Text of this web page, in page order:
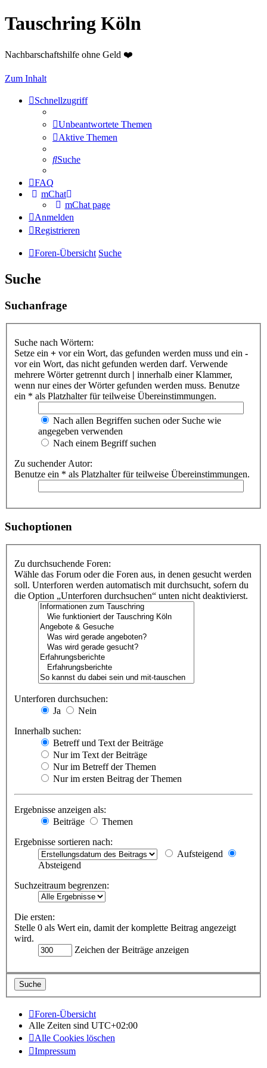
Tauschring Köln
Nachbarschaftshilfe ohne Geld ❤️
Zum Inhalt
Schnellzugriff
Unbeantwortete Themen
Aktive Themen
Suche
FAQ
mChat
mChat page
Anmelden
Registrieren
Foren-Übersicht Suche
Suche
Suchanfrage
Suche nach Wörtern:
Setze ein + vor ein Wort, das gefunden werden muss und ein -
vor ein Wort, das nicht gefunden werden darf. Verwende
mehrere Wörter getrennt durch | innerhalb einer Klammer,
wenn nur eines der Wörter gefunden werden muss. Benutze
ein * als Platzhalter für teilweise Übereinstimmungen.
Nach allen Begriffen suchen oder Suche wie
angegeben verwenden
Nach einem Begriff suchen
Zu suchender Autor:
Benutze ein * als Platzhalter für teilweise Übereinstimmungen.
Suchoptionen
Zu durchsuchende Foren:
Wähle das Forum oder die Foren aus, in denen gesucht werden
soll. Unterforen werden automatisch mit durchsucht, sofern du
die Option „Unterforen durchsuchen“ unten nicht deaktivierst.
Unterforen durchsuchen:
Ja
Nein
Innerhalb suchen:
Betreff und Text der Beiträge
Nur im Text der Beiträge
Nur im Betreff der Themen
Nur im ersten Beitrag der Themen
Ergebnisse anzeigen als:
Beiträge
Themen
Ergebnisse sortieren nach:
Aufsteigend
Absteigend
Suchzeitraum begrenzen:
Die ersten:
Stelle 0 als Wert ein, damit der komplette Beitrag angezeigt
wird.
Zeichen der Beiträge anzeigen
Foren-Übersicht
Alle Zeiten sind UTC+02:00
Alle Cookies löschen
Impressum